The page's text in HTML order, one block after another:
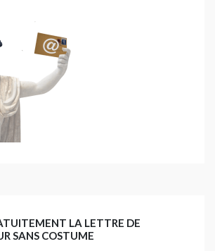
LA LETTRE DE
SANS COSTUME